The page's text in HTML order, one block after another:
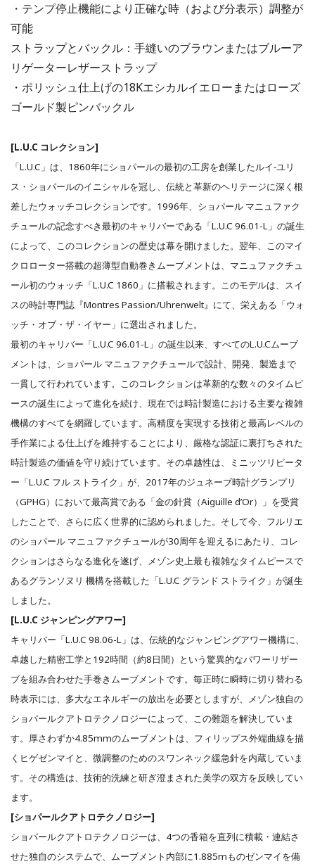
・テンプ停止機能により正確な時（および分表示）調整が
可能
ストラップとバックル：手縫いのブラウンまたはブルーア
リゲーターレザーストラップ
・ポリッシュ仕上げの18Kエシカルイエローまたはローズ
ゴールド製ピンバックル
[L.U.C コレクション]
「L.U.C」は、1860年にショパールの最初の工房を創業したルイ‐ユリ
ス・ショパールのイニシャルを冠し、伝統と革新のヘリテージに深く根
差したウォッチコレクションです。1996年、ショパール マニュファク
チュールの記念すべき最初のキャリバーである「L.U.C 96.01-L」の誕生
によって、このコレクションの歴史は幕を開けました。翌年、このマイ
クロローター搭載の超薄型自動巻きムーブメントは、マニュファクチュ
ール初のウォッチ「L.U.C 1860」に搭載されます。このモデルは、スイ
スの時計専門誌『Montres Passion/Uhrenwelt』にて、栄えある「ウォ
ッチ・オブ・ザ・イヤー」に選出されました。
最初のキャリバー「L.U.C 96.01-L」の誕生以来、すべてのL.U.Cムーブ
メントは、ショパール マニュファクチュールで設計、開発、製造まで
一貫して行われています。このコレクションは革新的な数々のタイムピ
ースの誕生によって進化を続け、現在では時計製造における主要な複雑
機構のすべてを網羅しています。高精度を実現する技術と最高レベルの
手作業による仕上げを維持することにより、厳格な認証に裏打ちされた
時計製造の価値を守り続けています。その卓越性は、ミニッツリピータ
ー「L.U.C フル ストライク」が、2017年のジュネーブ時計グランプリ
（GPHG）において最高賞である「金の針賞（Aiguille d’Or）」を受賞
したことで、さらに広く世界的に認められました。そして今、フルリエ
のショパール マニュファクチュールが30周年を迎えるにあたり、コレ
クションはさらなる進化を遂げ、メゾン史上最も複雑なタイムピースで
あるグランソヌリ 機構を搭載した「L.U.C グランド ストライク」が誕生
しました。
[L.U.C ジャンピングアワー]
キャリバー「L.U.C 98.06-L」は、伝統的なジャンピングアワー機構に、
卓越した精密工学と192時間（約8日間）という驚異的なパワーリザー
ブを組み合わせた手巻きムーブメントです。毎正時に瞬時に切り替わる
時表示には、多大なエネルギーの放出を必要としますが、メゾン独自の
ショパールクアトロテクノロジーによって、この難題を解決していま
す。厚さわずか4.85mmのムーブメントは、フィリップス外端曲線を描
くヒゲゼンマイと、微調整のためのスワンネック緩急針を内蔵していま
す。その構造は、技術的洗練と研ぎ澄まされた美学の双方を反映してい
ます。
[ショパールクアトロテクノロジー]
ショパールクアトロテクノロジーは、4つの香箱を直列に積載・連結さ
せた独自のシステムで、ムーブメント内部に1.885mものゼンマイを備